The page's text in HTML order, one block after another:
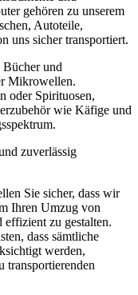
gehören zu unserem
Autoteile,
uns sicher transportiert.
und
Mikrowellen.
oder Spirituosen,
wie Käfige und
zuverlässig
Sie sicher, dass wir
Ihren Umzug von
zu gestalten.
dass sämtliche
werden,
transportierenden